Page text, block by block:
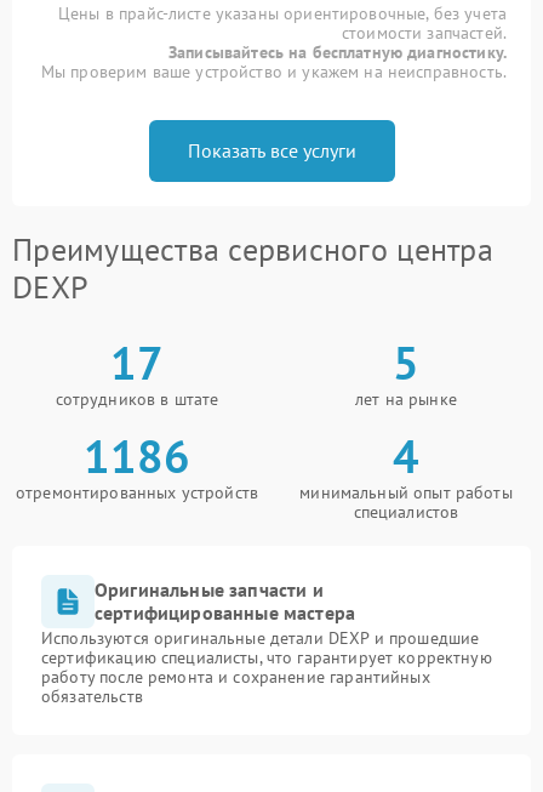
Цены в прайс-листе указаны ориентировочные, без учета
стоимости запчастей.
Записывайтесь на бесплатную диагностику.
Мы проверим ваше устройство и укажем на неисправность.
Показать все услуги
Преимущества сервисного центра
DEXP
17
сотрудников в штате
5
лет на рынке
1186
отремонтированных устройств
4
минимальный опыт работы
специалистов
Оригинальные запчасти и
сертифицированные мастера
Используются оригинальные детали DEXP и прошедшие
сертификацию специалисты, что гарантирует корректную
работу после ремонта и сохранение гарантийных
обязательств